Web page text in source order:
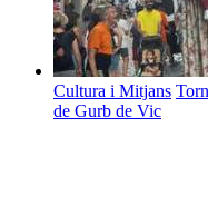
Cultura i Mitjans
de Gurb de Vic